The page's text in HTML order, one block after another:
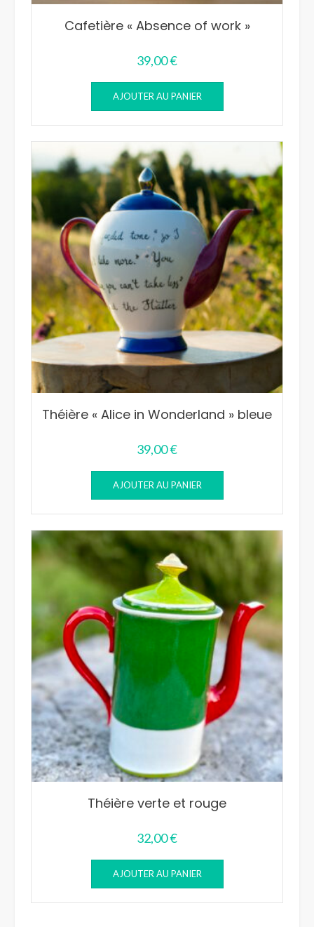
Cafetière « Absence of work »
39,00€
AJOUTER AU PANIER
Théière « Alice in Wonderland » bleue
39,00€
AJOUTER AU PANIER
Théière verte et rouge
32,00€
AJOUTER AU PANIER